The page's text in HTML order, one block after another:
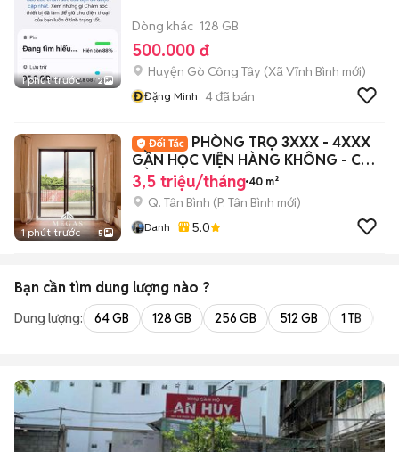
1 phút trước 2
Dòng khác 128 GB
500.000 đ
Huyện Gò Công Tây (Xã Vĩnh Bình mới)
ĐĐặng Minh 4đã bán
1 phút trước 5
PHÒNG TRỌ 3XXX - 4XXX
GẦN HỌC VIỆN HÀNG KHÔNG - CAO
ĐẲNG Y PNT
3,5 triệu/tháng 40 m²
Q. Tân Bình (P. Tân Bình mới)
Danh 5.0
Bạn cần tìm dung lượng nào ?
Dung lượng: 64 GB 128 GB 256 GB 512 GB 1 TB